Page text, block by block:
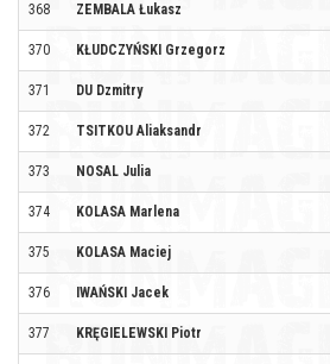
368 ZEMBALA Łukasz
370 KŁUDCZYŃSKI Grzegorz
371 DU Dzmitry
372 TSITKOU Aliaksandr
373 NOSAL Julia
374 KOLASA Marlena
375 KOLASA Maciej
376 IWAŃSKI Jacek
377 KRĘGIELEWSKI Piotr